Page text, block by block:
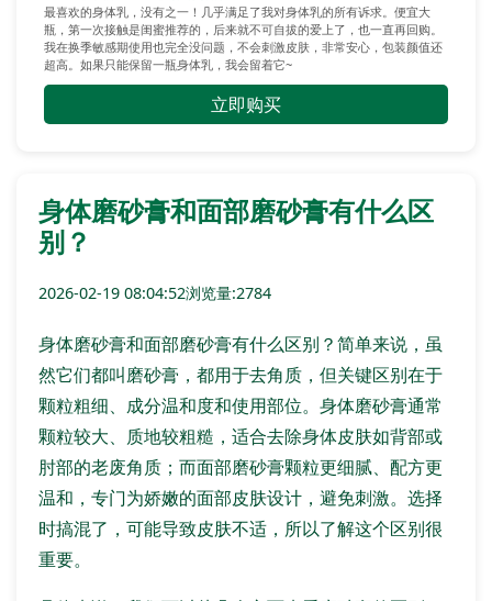
最喜欢的身体乳，没有之一！几乎满足了我对身体乳的所有诉求。便宜大
瓶，第一次接触是闺蜜推荐的，后来就不可自拔的爱上了，也一直再回购。
我在换季敏感期使用也完全没问题，不会刺激皮肤，非常安心，包装颜值还
超高。如果只能保留一瓶身体乳，我会留着它~
立即购买
身体磨砂膏和面部磨砂膏有什么区
别？
2026-02-19 08:04:52浏览量:2784
身体磨砂膏和面部磨砂膏有什么区别？简单来说，虽
然它们都叫磨砂膏，都用于去角质，但关键区别在于
颗粒粗细、成分温和度和使用部位。身体磨砂膏通常
颗粒较大、质地较粗糙，适合去除身体皮肤如背部或
肘部的老废角质；而面部磨砂膏颗粒更细腻、配方更
温和，专门为娇嫩的面部皮肤设计，避免刺激。选择
时搞混了，可能导致皮肤不适，所以了解这个区别很
重要。